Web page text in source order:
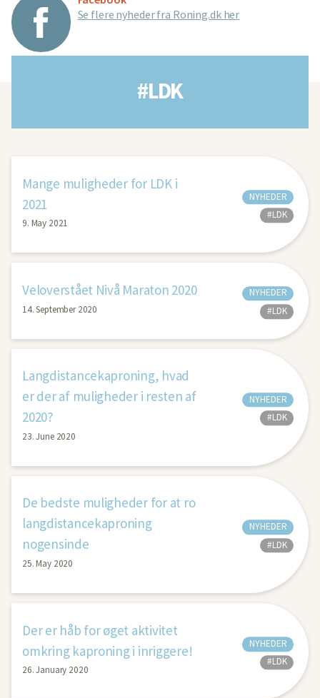
Se flere nyheder fra Roning.dk her
#LDK
Mange muligheder for LDK i
2021
9. May 2021
NYHEDER
#LDK
Veloverstået Nivå Maraton 2020
14. September 2020
NYHEDER
#LDK
Langdistancekaproning, hvad
er der af muligheder i resten af
2020?
23. June 2020
NYHEDER
#LDK
De bedste muligheder for at ro
langdistancekaproning
nogensinde
25. May 2020
NYHEDER
#LDK
Der er håb for øget aktivitet
omkring kaproning i inriggere!
26. January 2020
NYHEDER
#LDK